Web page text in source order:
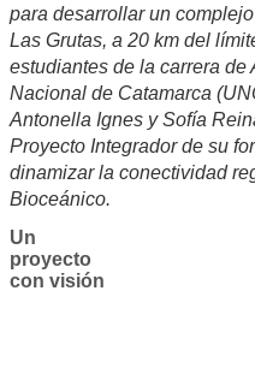
para desarrollar un
Las Grutas, a 20 km del
estudiantes de la carrera
Nacional de Catamarca
Antonella Ignes y Sofía
Proyecto Integrador de su
dinamizar la conectividad
Bioceánico.
Un
proyecto
con visión